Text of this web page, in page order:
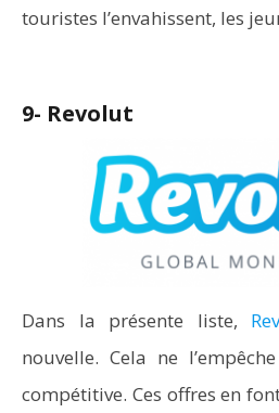
touristes l’envahissent, les
9- Revolut
Dans la présente liste,
nouvelle. Cela ne
compétitive. Ces offres en